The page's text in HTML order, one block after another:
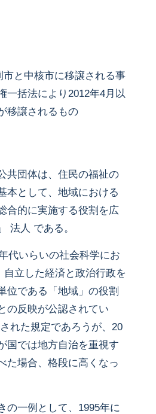
と中核市に移譲される事
一括法により2012年4月以
移譲されるもの
共団体は、住民の福祉の
本として、地域における
合的に実施する役割を広
法人 である。
代いらいの社会科学にお
自立した経済と政治行政を
位である「地域」の役割
の反映が公認されてい
れた規定であろうが、20
国では地方自治を重視す
た場合、格段に高くなっ
の一例として、1995年に